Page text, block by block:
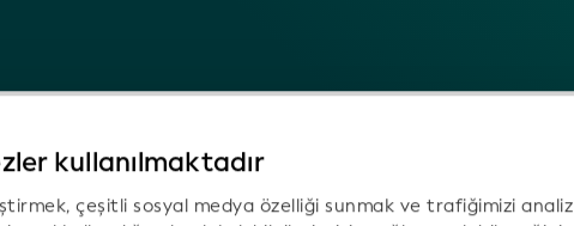
kullanılmaktadır
çeşitli sosyal medya özelliği sunmak ve trafiğimizi analiz